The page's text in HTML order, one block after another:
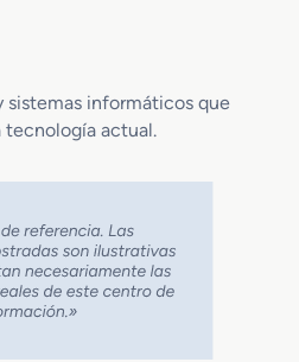
sistemas informáticos que
tecnología actual.